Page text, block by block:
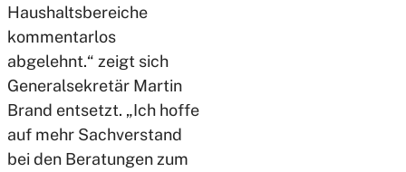
Haushaltsbereiche
kommentarlos
abgelehnt.“ zeigt sich
Generalsekretär Martin
Brand entsetzt. „Ich hoffe
auf mehr Sachverstand
bei den Beratungen zum